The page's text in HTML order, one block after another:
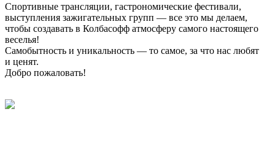
Спортивные трансляции, гастрономические фестивали,
выступления зажигательных групп — все это мы делаем,
чтобы создавать в Колбасофф атмосферу самого настоящего
веселья!
Самобытность и уникальность — то самое, за что нас любят
и ценят.
Добро пожаловать!